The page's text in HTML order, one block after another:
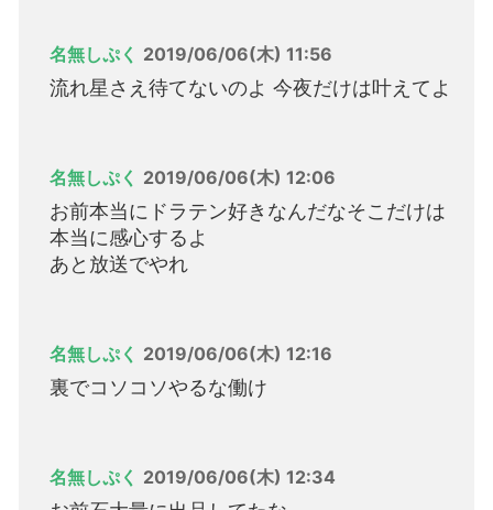
名無しぷく 2019/06/06(木) 11:56
流れ星さえ待てないのよ 今夜だけは叶えてよ
名無しぷく 2019/06/06(木) 12:06
お前本当にドラテン好きなんだなそこだけは
本当に感心するよ
あと放送でやれ
名無しぷく 2019/06/06(木) 12:16
裏でコソコソやるな働け
名無しぷく 2019/06/06(木) 12:34